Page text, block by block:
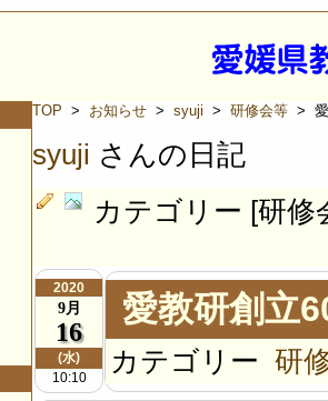
TOP > お知らせ > syuji > 研修会等 > 愛
syuji さんの日記
カテゴリー [研
2020
9月
16
(水)
10:10
愛教研創立
カテゴリー 研